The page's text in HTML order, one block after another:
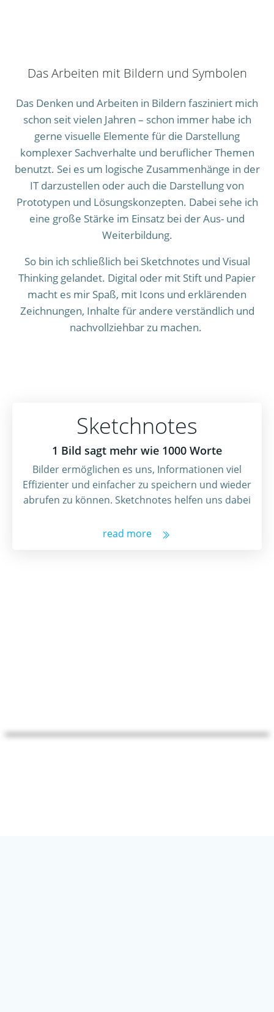
Das Arbeiten mit Bildern und Symbolen
Das Denken und Arbeiten in Bildern fasziniert mich
schon seit vielen Jahren – schon immer habe ich
gerne visuelle Elemente für die Darstellung
komplexer Sachverhalte und beruflicher Themen
benutzt. Sei es um logische Zusammenhänge in der
IT darzustellen oder auch die Darstellung von
Prototypen und Lösungskonzepten. Dabei sehe ich
eine große Stärke im Einsatz bei der Aus- und
Weiterbildung.
So bin ich schließlich bei Sketchnotes und Visual
Thinking gelandet. Digital oder mit Stift und Papier
macht es mir Spaß, mit Icons und erklärenden
Zeichnungen, Inhalte für andere verständlich und
nachvollziehbar zu machen.
Sketchnotes
1 Bild sagt mehr wie 1000 Worte
Bilder ermöglichen es uns, Informationen viel
Effizienter und einfacher zu speichern und wieder
abrufen zu können. Sketchnotes helfen uns dabei
read more